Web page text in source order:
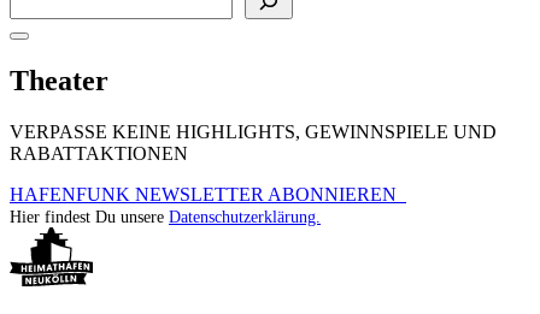
Theater
VERPASSE KEINE HIGHLIGHTS, GEWINNSPIELE UND
RABATTAKTIONEN
HAFENFUNK NEWSLETTER ABONNIEREN
Hier findest Du unsere Datenschutzerklärung.